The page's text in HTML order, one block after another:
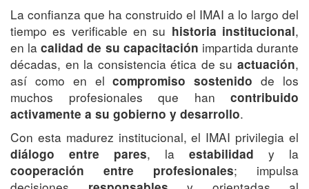
La confianza que ha construido el IMAI a lo largo del
tiempo es verificable en su historia institucional,
en lacalidad de su capacitación impartida durante
décadas, en la consistencia ética de su actuación,
así como en elcompromiso sostenido de los
muchos profesionales que han contribuido
activamente a su gobierno y desarrollo.
Con esta madurez institucional, el IMAI privilegia el
diálogo entre pares, la estabilidad y la
cooperación entre profesionales; impulsa